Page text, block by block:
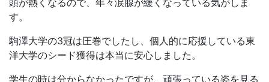
頭が熱くなるので、年々涙腺が緩くなっている気がしま
す。
駒澤大学の3冠は圧巻でしたし、個人的に応援している東
洋大学のシード獲得は本当に安心しました。
学生の時は分からなかったですが、頑張っている姿を見る